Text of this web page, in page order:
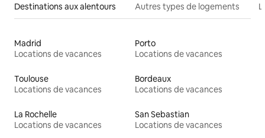
Destinations aux alentours Autres types de logements
Madrid
Locations de vacances
Porto
Locations de vacances
Toulouse
Locations de vacances
Bordeaux
Locations de vacances
La Rochelle
Locations de vacances
San Sebastian
Locations de vacances